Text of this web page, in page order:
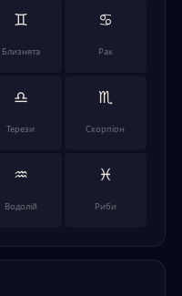
♊
Близнята
♋
Рак
♎
Терези
♏
Скорпіон
♒
Водолій
♓
Риби